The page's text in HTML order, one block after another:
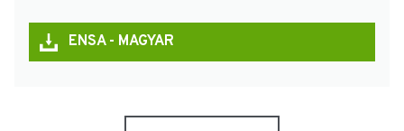
ENSA - MAGYAR